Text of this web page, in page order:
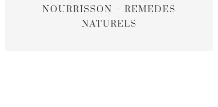
NOURRISSON – REMEDES
NATURELS